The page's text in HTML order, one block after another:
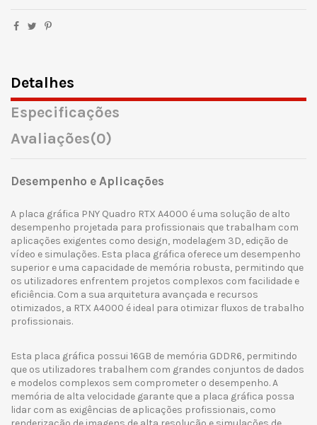
Detalhes
Especificações
Avaliações(0)
Desempenho e Aplicações
A placa gráfica PNY Quadro RTX A4000 é uma solução de alto
desempenho projetada para profissionais que trabalham com
aplicações exigentes como design, modelagem 3D, edição de
vídeo e simulações. Esta placa gráfica oferece um desempenho
superior e uma capacidade de memória robusta, permitindo que
os utilizadores enfrentem projetos complexos com facilidade e
eficiência. Com a sua arquitetura avançada e recursos
otimizados, a RTX A4000 é ideal para otimizar fluxos de trabalho
profissionais.
Esta placa gráfica possui 16GB de memória GDDR6, permitindo
que os utilizadores trabalhem com grandes conjuntos de dados
e modelos complexos sem comprometer o desempenho. A
memória de alta velocidade garante que a placa gráfica possa
lidar com as exigências de aplicações profissionais, como